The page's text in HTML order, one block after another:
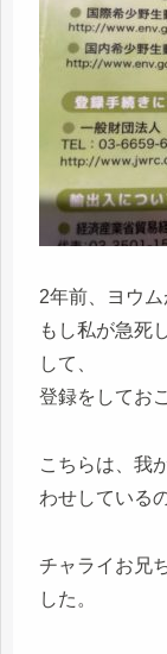
2年前、ヨウム
もし私が急死
して、
登録をしてお
こちらは、我
わせしている
チャライお兄
した。